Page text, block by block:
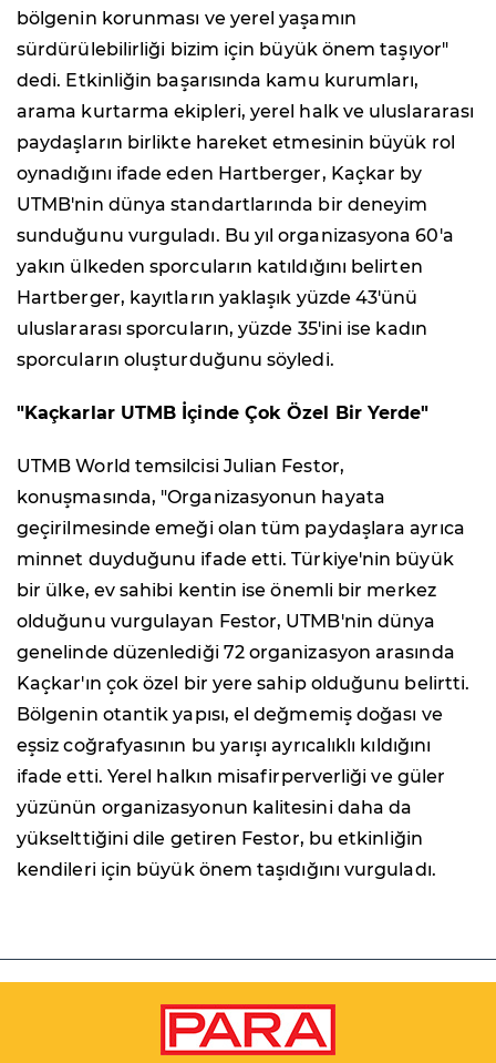
bölgenin korunması ve yerel yaşamın
sürdürülebilirliği bizim için büyük önem taşıyor"
dedi. Etkinliğin başarısında kamu kurumları,
arama kurtarma ekipleri, yerel halk ve uluslararası
paydaşların birlikte hareket etmesinin büyük rol
oynadığını ifade eden Hartberger, Kaçkar by
UTMB'nin dünya standartlarında bir deneyim
sunduğunu vurguladı. Bu yıl organizasyona 60'a
yakın ülkeden sporcuların katıldığını belirten
Hartberger, kayıtların yaklaşık yüzde 43'ünü
uluslararası sporcuların, yüzde 35'ini ise kadın
sporcuların oluşturduğunu söyledi.
"Kaçkarlar UTMB İçinde Çok Özel Bir Yerde"
UTMB World temsilcisi Julian Festor,
konuşmasında, "Organizasyonun hayata
geçirilmesinde emeği olan tüm paydaşlara ayrıca
minnet duyduğunu ifade etti. Türkiye'nin büyük
bir ülke, ev sahibi kentin ise önemli bir merkez
olduğunu vurgulayan Festor, UTMB'nin dünya
genelinde düzenlediği 72 organizasyon arasında
Kaçkar'ın çok özel bir yere sahip olduğunu belirtti.
Bölgenin otantik yapısı, el değmemiş doğası ve
eşsiz coğrafyasının bu yarışı ayrıcalıklı kıldığını
ifade etti. Yerel halkın misafirperverliği ve güler
yüzünün organizasyonun kalitesini daha da
yükselttiğini dile getiren Festor, bu etkinliğin
kendileri için büyük önem taşıdığını vurguladı.